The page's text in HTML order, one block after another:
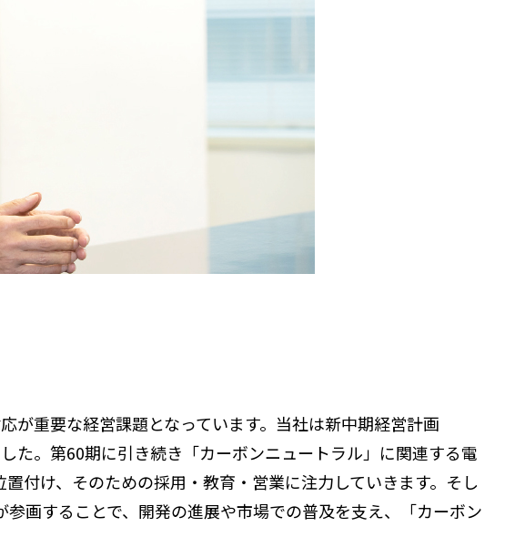
重要な経営課題となっています。当社は新中期経営計画
た。第60期に引き続き「カーボンニュートラル」に関連する電
付け、そのための採用・教育・営業に注力していきます。そし
画することで、開発の進展や市場での普及を支え、「カーボン